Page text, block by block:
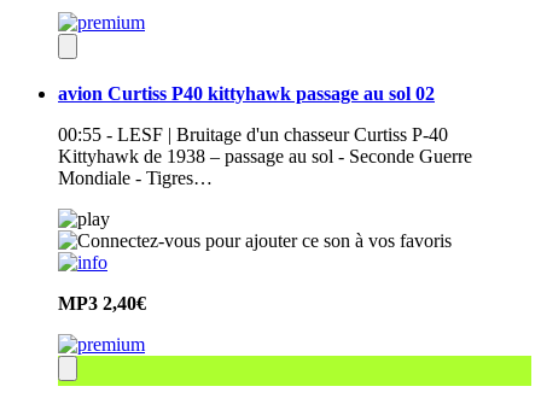
avion Curtiss P40 kittyhawk passage au sol 02
00:55 - LESF | Bruitage d'un chasseur Curtiss P-40
Kittyhawk de 1938 – passage au sol - Seconde Guerre
Mondiale - Tigres…
MP3 2,40€